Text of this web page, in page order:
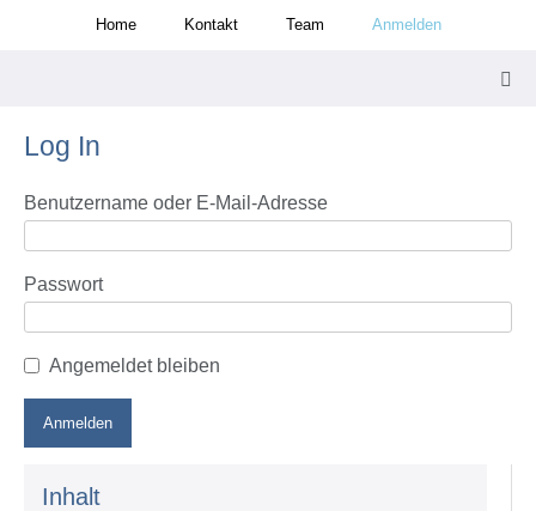
Home Kontakt Team Anmelden
Inhalt
Log In
Benutzername oder E-Mail-Adresse
Passwort
Angemeldet bleiben